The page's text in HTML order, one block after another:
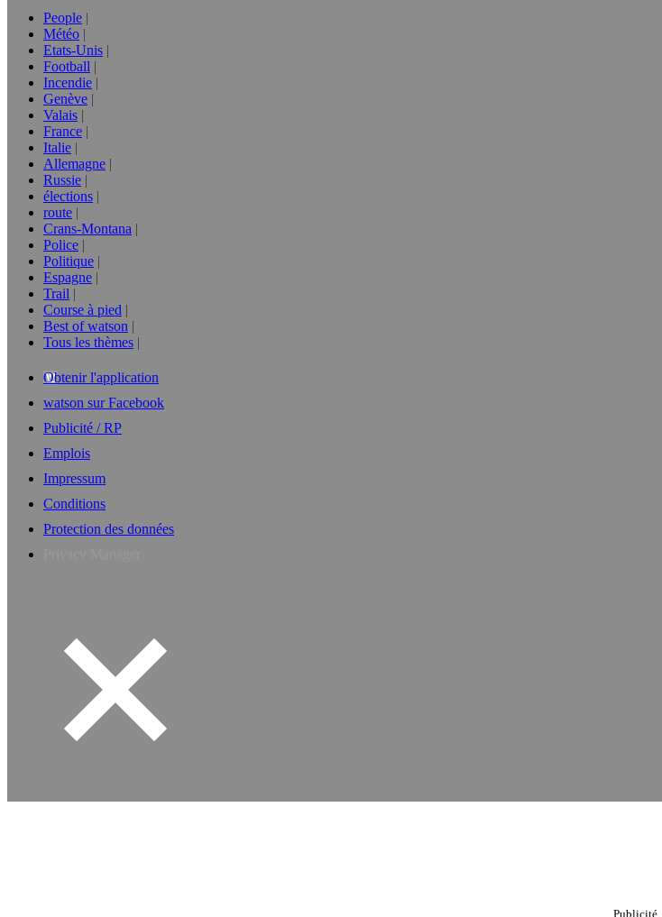
People
Météo
Etats-Unis
Football
Incendie
Genève
Valais
France
Italie
Allemagne
Russie
élections
route
Crans-Montana
Police
Politique
Espagne
Trail
Course à pied
Best of watson
Tous les thèmes
Obtenir l'application
watson sur Facebook
Publicité / RP
Emplois
Impressum
Conditions
Protection des données